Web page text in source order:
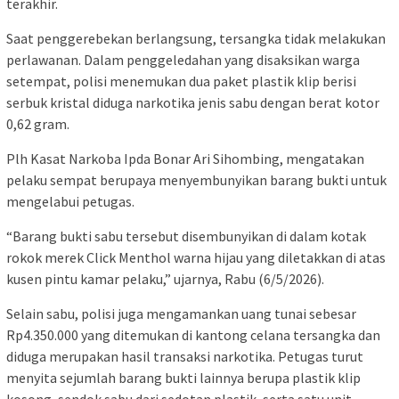
Saat penggerebekan berlangsung, tersangka tidak melakukan
perlawanan. Dalam penggeledahan yang disaksikan warga
setempat, polisi menemukan dua paket plastik klip berisi
serbuk kristal diduga narkotika jenis sabu dengan berat kotor
0,62 gram.
Plh Kasat Narkoba Ipda Bonar Ari Sihombing, mengatakan
pelaku sempat berupaya menyembunyikan barang bukti untuk
mengelabui petugas.
“Barang bukti sabu tersebut disembunyikan di dalam kotak
rokok merek Click Menthol warna hijau yang diletakkan di atas
kusen pintu kamar pelaku,” ujarnya, Rabu (6/5/2026).
Selain sabu, polisi juga mengamankan uang tunai sebesar
Rp4.350.000 yang ditemukan di kantong celana tersangka dan
diduga merupakan hasil transaksi narkotika. Petugas turut
menyita sejumlah barang bukti lainnya berupa plastik klip